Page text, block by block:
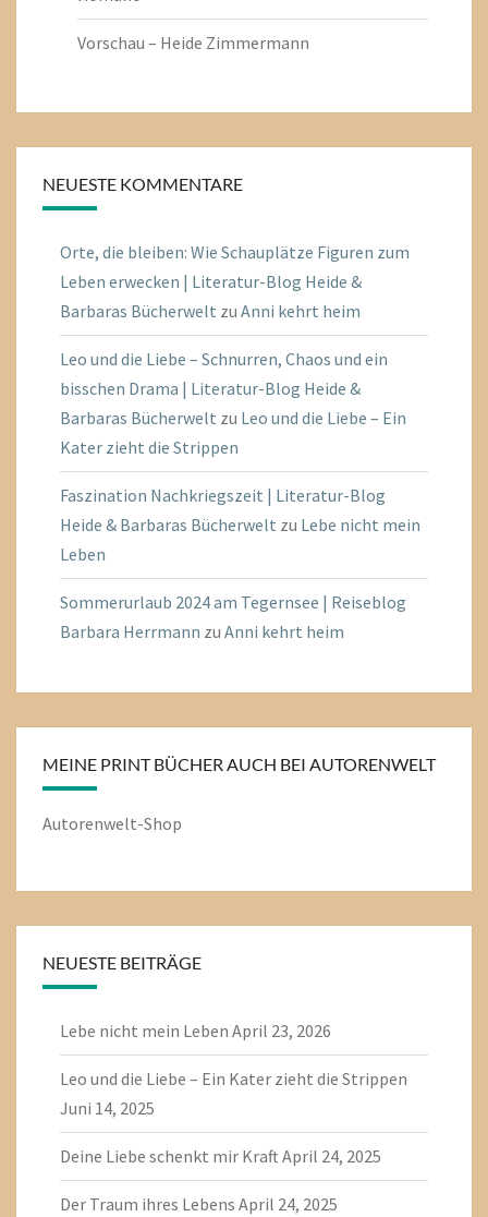
Vorschau – Heide Zimmermann
NEUESTE KOMMENTARE
Orte, die bleiben: Wie Schauplätze Figuren zum
Leben erwecken | Literatur-Blog Heide &
Barbaras Bücherwelt zu Anni kehrt heim
Leo und die Liebe – Schnurren, Chaos und ein
bisschen Drama | Literatur-Blog Heide &
Barbaras Bücherwelt zu Leo und die Liebe – Ein
Kater zieht die Strippen
Faszination Nachkriegszeit | Literatur-Blog
Heide & Barbaras Bücherwelt zu Lebe nicht mein
Leben
Sommerurlaub 2024 am Tegernsee | Reiseblog
Barbara Herrmann zu Anni kehrt heim
MEINE PRINT BÜCHER AUCH BEI AUTORENWELT
Autorenwelt-Shop
NEUESTE BEITRÄGE
Lebe nicht mein Leben April 23, 2026
Leo und die Liebe – Ein Kater zieht die Strippen
Juni 14, 2025
Deine Liebe schenkt mir KraftApril 24, 2025
Der Traum ihres Lebens April 24, 2025